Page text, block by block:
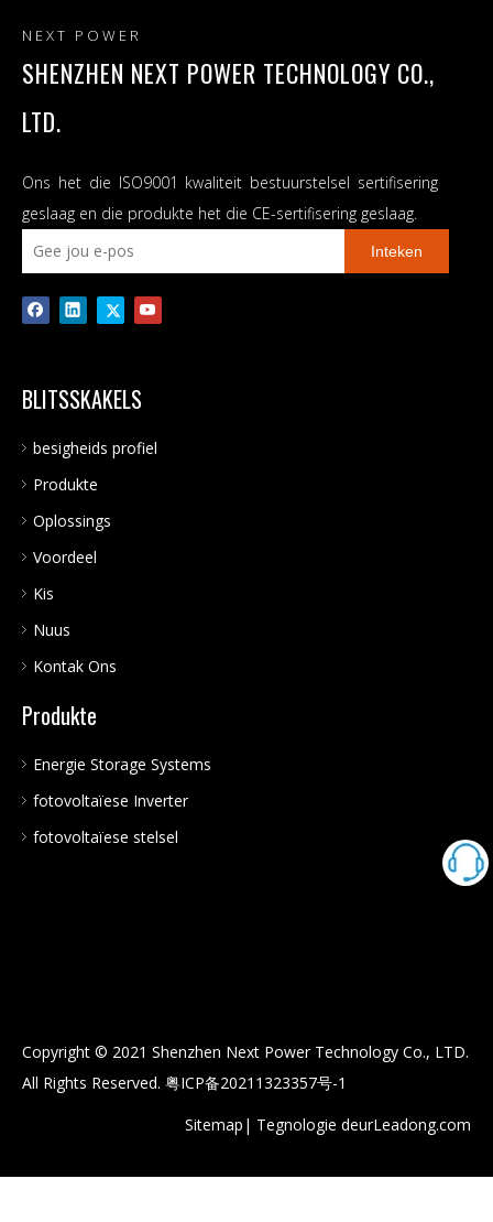
Alles-in-een-omskakelaar
NEXT POWER
SHENZHEN NEXT POWER TECHNOLOGY CO.,
LTD.
Ons het die ISO9001 kwaliteit bestuurstelsel sertifisering
geslaag en die produkte het die CE-sertifisering geslaag.
Inteken
BLITSSKAKELS
besigheids profiel
Produkte
Oplossings
Voordeel
Kis
Nuus
Kontak Ons
Produkte
Energie Storage Systems
fotovoltaïese Inverter
fotovoltaïese stelsel
Copyright © 2021 Shenzhen Next Power Technology Co., LTD.
All Rights Reserved. 粤ICP备20211323357号-1
Sitemap | Tegnologie deurLeadong.com